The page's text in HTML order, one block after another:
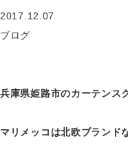
2017.12.07
ブログ
兵庫県姫路市のカーテンス
マリメッコは北欧ブランド